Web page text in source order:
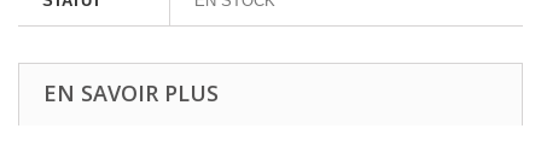
EN SAVOIR PLUS